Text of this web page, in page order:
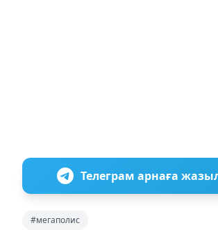
Телеграм арнаға
#мегаполис